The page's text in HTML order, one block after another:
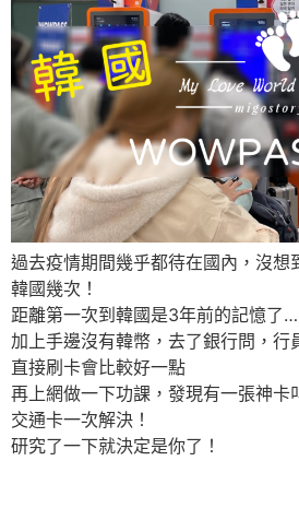
過去疫情期間幾乎都待在國內，沒想
韓國幾次！
距離第一次到韓國是3年前的記憶了…
加上手邊沒有韓幣，去了銀行問，行
直接刷卡會比較好一點
再上網做一下功課，發現有一張神卡
交通卡一次解決！
研究了一下就決定是你了！